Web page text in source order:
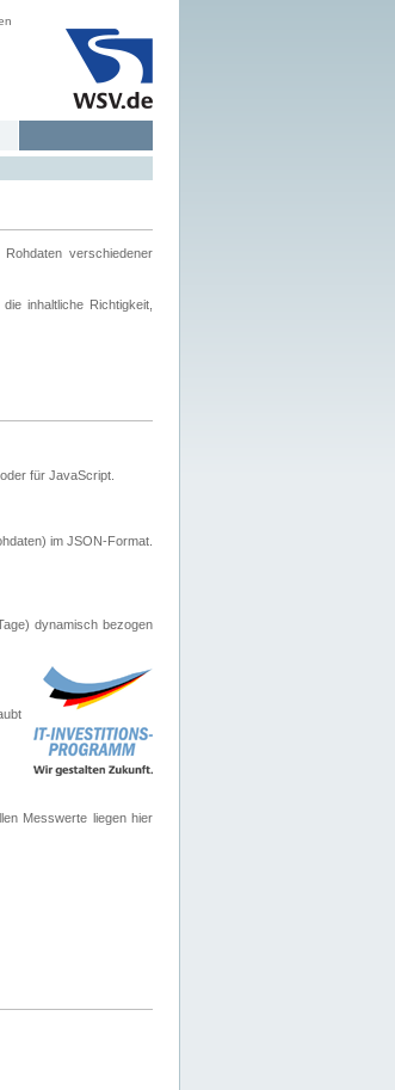
verschiedener
inhaltliche Richtigkeit,
für JavaScript.
im JSON-Format.
dynamisch bezogen
Messwerte liegen hier